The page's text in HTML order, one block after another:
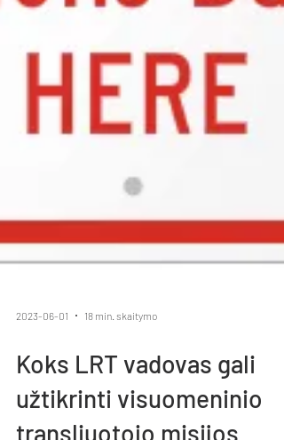
2023-06-01 18 min. skaitymo
Koks LRT vadovas gali